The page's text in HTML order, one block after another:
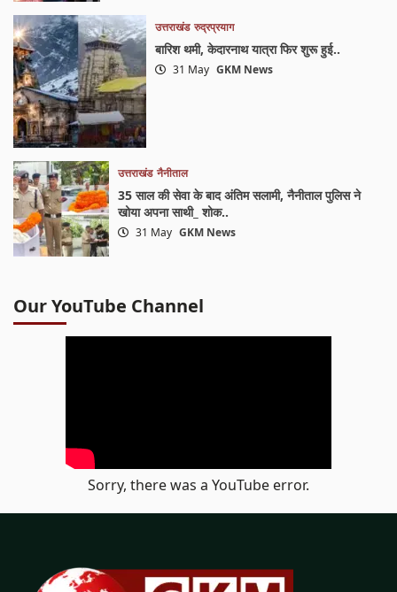
उत्तराखंड रुद्रप्रयाग
बारिश थमी, केदारनाथ यात्रा फिर शुरू हुई..
31 May GKM News
उत्तराखंड नैनीताल
35 साल की सेवा के बाद अंतिम सलामी, नैनीताल पुलिस ने
खोया अपना साथी_ शोक..
31 May GKM News
Our YouTube Channel
Sorry, there was a YouTube error.